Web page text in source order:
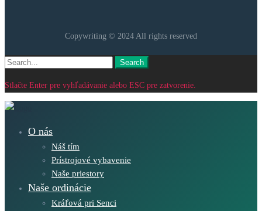
Copywriting © 2024 All rights reserved
Search
Search
Stlačte Enter pre vyhľadávanie alebo ESC pre zatvorenie.
O nás
Náš tím
Prístrojové vybavenie
Naše priestory
Naše ordinácie
Kráľová pri Senci